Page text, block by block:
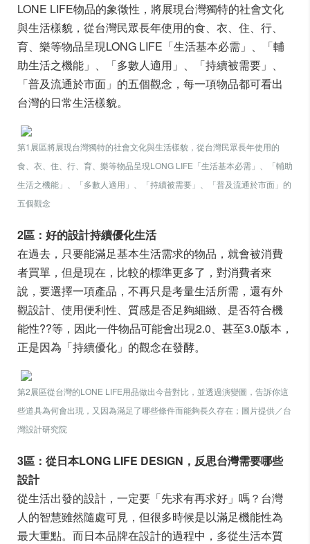
LONE LIFE物品的象徵性，將展現台灣獨特的社會文化
與生活樣貌，從台灣民眾長年使用的食、衣、住、行、
育、樂等物品呈現LONG LIFE「生活基本必需」、「輔
助生活之機能」、「多數人適用」、「持續被需要」、
「普及流通於市面」的五個觀念，每一項物品都可看出
台灣的日常生活樣貌。
第1展區將展現台灣獨特的社會文化與生活樣貌，從台灣民眾長年使用的
食、衣、住、行、育、樂等物品呈現LONG LIFE「生活基本必需」、「輔助
生活之機能」、「多數人適用」、「持續被需要」、「普及流通於市面」的
五個觀念
2區：好的設計持續優化生活
在過去，只要能滿足基本生活需求的物品，就會被消費
者買單，但是現在，比較的標準更多了，對消費者來
說，要選擇一項產品，不再只是考量生活所需，還有外
觀設計、使用便利性、質感是否足夠細緻、是否符合機
能性??等，因此一件物品可能會出現2.0、甚至3.0版本，
正是因為「持續優化」的觀念在發酵。
第2展區從台灣的LONE LIFE用品做出今昔對比，並透過演變圖，告訴你這
些道具為何會出現，又因為滿足了哪些條件而能夠長久存在；圖片提供／台
灣設計研究院
3區：從日本LONG LIFE DESIGN，反思台灣需要哪些
設計
從生活出發的設計，一定要「先求有再求好」嗎？台灣
人的智慧雖然隨處可見，但很多時候是以滿足機能性為
最大重點。而日本品牌在設計的過程中，多從生活本質